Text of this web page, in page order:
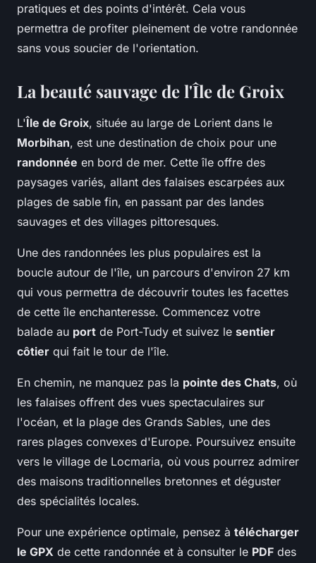
pratiques et des points d'intérêt. Cela vous
permettra de profiter pleinement de votre randonnée
sans vous soucier de l'orientation.
La beauté sauvage de l'Île de Groix
L'Île de Groix, située au large de Lorient dans le
Morbihan, est une destination de choix pour une
randonnée en bord de mer. Cette île offre des
paysages variés, allant des falaises escarpées aux
plages de sable fin, en passant par des landes
sauvages et des villages pittoresques.
Une des randonnées les plus populaires est la
boucle autour de l'île, un parcours d'environ 27 km
qui vous permettra de découvrir toutes les facettes
de cette île enchanteresse. Commencez votre
balade au port de Port-Tudy et suivez le sentier
côtier qui fait le tour de l'île.
En chemin, ne manquez pas la pointe des Chats, où
les falaises offrent des vues spectaculaires sur
l'océan, et la plage des Grands Sables, une des
rares plages convexes d'Europe. Poursuivez ensuite
vers le village de Locmaria, où vous pourrez admirer
des maisons traditionnelles bretonnes et déguster
des spécialités locales.
Pour une expérience optimale, pensez à télécharger
le GPX de cette randonnée et à consulter le PDF des